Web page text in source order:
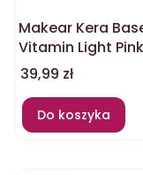
Makear Kera
Vitamin Light Pink
KBV01 8ml
Cena
39,99 zł
Do koszyka